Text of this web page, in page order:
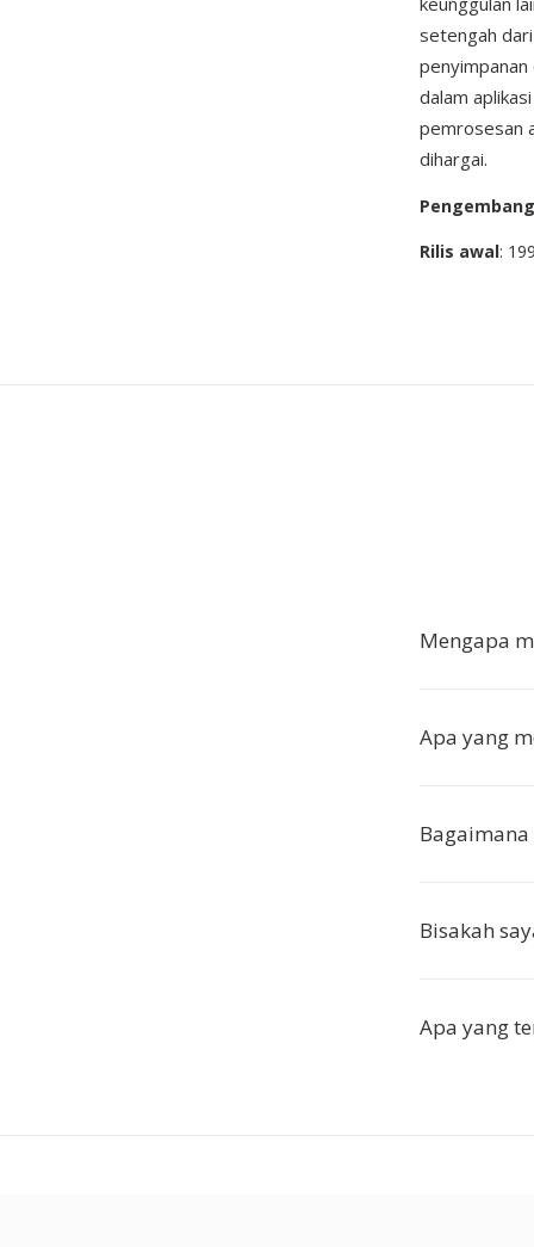
setengah
dalam
pemrosesan
dihargai.
Pengembang
Rilis awal:
Mengapa
Apa yang
Bisakah
Apa yang